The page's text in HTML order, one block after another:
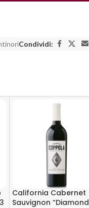
Condividi:
California Cabernet
Sauvignon “Diamond